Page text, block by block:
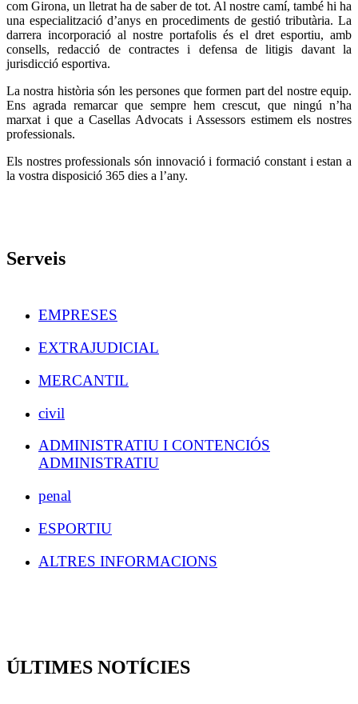
com Girona, un lletrat ha de saber de tot. Al nostre camí, també hi ha
una especialització d’anys en procediments de gestió tributària. La
darrera incorporació al nostre portafolis és el dret esportiu, amb
consells, redacció de contractes i defensa de litigis davant la
jurisdicció esportiva.
La nostra història són les persones que formen part del nostre equip.
Ens agrada remarcar que sempre hem crescut, que ningú n’ha
marxat i que a Casellas Advocats i Assessors estimem els nostres
professionals.
Els nostres professionals són innovació i formació constant i estan a
la vostra disposició 365 dies a l’any.
Serveis
EMPRESES
EXTRAJUDICIAL
MERCANTIL
civil
ADMINISTRATIU I CONTENCIÓS
ADMINISTRATIU
penal
ESPORTIU
ALTRES INFORMACIONS
ÚLTIMES NOTÍCIES